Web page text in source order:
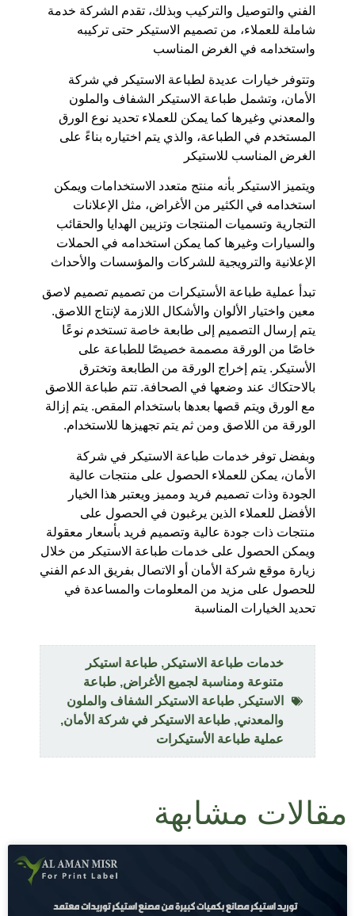
الفني والتوصيل والتركيب وبذلك، تقدم الشركة خدمة
شاملة للعملاء، من تصميم الاستيكر حتى تركيبه
واستخدامه في الغرض المناسب
وتتوفر خيارات عديدة لطباعة الاستيكر في شركة
الأمان، وتشمل طباعة الاستيكر الشفاف والملون
والمعدني وغيرها كما يمكن للعملاء تحديد نوع الورق
المستخدم في الطباعة، والذي يتم اختياره بناءً على
الغرض المناسب للاستيكر
ويتميز الاستيكر بأنه منتج متعدد الاستخدامات ويمكن
استخدامه في الكثير من الأغراض، مثل الإعلانات
التجارية وتسميات المنتجات وتزيين الهدايا والحقائب
والسيارات وغيرها كما يمكن استخدامه في الحملات
الإعلانية والترويجية للشركات والمؤسسات والأحداث
تبدأ عملية طباعة الأستيكرات من تصميم تصميم لاصق
معين واختيار الألوان والأشكال اللازمة لإنتاج اللاصق.
يتم إرسال التصميم إلى طابعة خاصة تستخدم نوعًا
خاصًا من الورقة مصممة خصيصًا للطباعة على
الأستيكر. يتم إخراج الورقة من الطابعة وتخترق
بالاحتكاك عند وضعها في الصحافة. تتم طباعة اللاصق
مع الورق ويتم قصها بعدها باستخدام المقص. يتم إزالة
الورقة من اللاصق ومن ثم يتم تجهيزها للاستخدام.
وبفضل توفر خدمات طباعة الاستيكر في شركة
الأمان، يمكن للعملاء الحصول على منتجات عالية
الجودة وذات تصميم فريد ومميز ويعتبر هذا الخيار
الأفضل للعملاء الذين يرغبون في الحصول على
منتجات ذات جودة عالية وتصميم فريد بأسعار معقولة
ويمكن الحصول على خدمات طباعة الاستيكر من خلال
زيارة موقع شركة الأمان أو الاتصال بفريق الدعم الفني
للحصول على مزيد من المعلومات والمساعدة في
تحديد الخيارات المناسبة
خدمات طباعة الاستيكر , طباعة استيكر
متنوعة ومناسبة لجميع الأغراض, طباعة
الاستيكر , طباعة الاستيكر الشفاف والملون
والمعدني, طباعة الاستيكر في شركة الأمان,
عملية طباعة الأستيكرات
مقالات مشابهة